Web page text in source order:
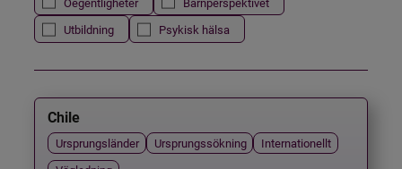
Utbildning
Psykisk hälsa
Chile
Ursprungsländer Ursprungssökning
Internationellt